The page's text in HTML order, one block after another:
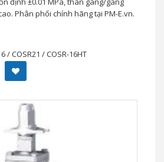
Phân phối chính hãng tại PM-E.vn.
/ COSR21 / COSR-16HT